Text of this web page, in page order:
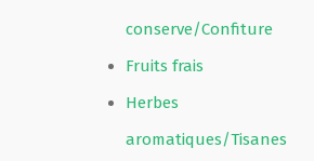
conserve/Confiture
Fruits frais
Herbes
aromatiques/Tisanes